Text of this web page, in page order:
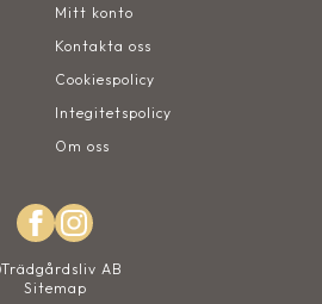
Mitt konto
Kontakta oss
Cookiespolicy
Integitetspolicy
Om oss
Trädgårdsliv AB
Sitemap